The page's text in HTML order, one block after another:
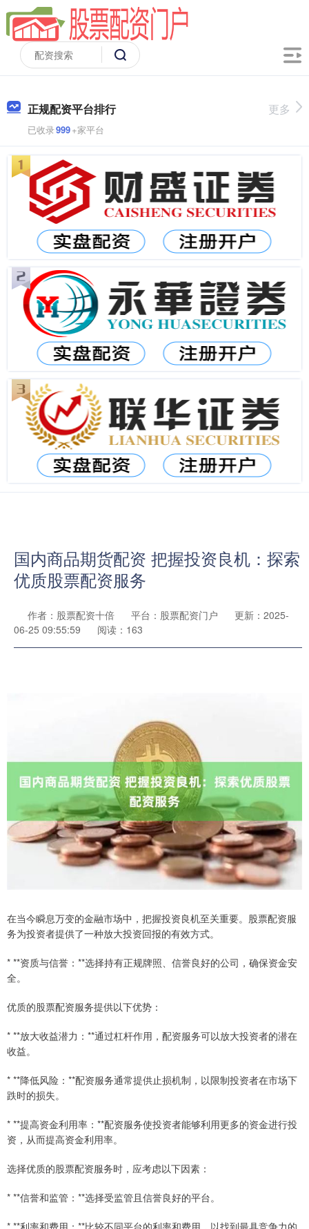
正规配资平台排行
已收录999+家平台
更多
国内商品期货配资 把握投资良机：探索
优质股票配资服务
作者：股票配资十倍 平台：股票配资门户
更新：2025-
06-25 09:55:59
阅读：163
在当今瞬息万变的金融市场中，把握投资良机至关重要。股票配资服
务为投资者提供了一种放大投资回报的有效方式。
* **资质与信誉：**选择持有正规牌照、信誉良好的公司，确保资金安
全。
优质的股票配资服务提供以下优势：
* **放大收益潜力：**通过杠杆作用，配资服务可以放大投资者的潜在
收益。
* **降低风险：**配资服务通常提供止损机制，以限制投资者在市场下
跌时的损失。
* **提高资金利用率：**配资服务使投资者能够利用更多的资金进行投
资，从而提高资金利用率。
选择优质的股票配资服务时，应考虑以下因素：
* **信誉和监管：**选择受监管且信誉良好的平台。